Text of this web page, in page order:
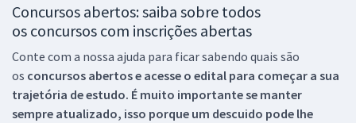
Concursos abertos: saiba sobre todos
os concursos com inscrições abertas
Conte com a nossa ajuda para ficar sabendo quais são
os concursos abertos e acesse o edital para começar a sua
trajetória de estudo. É muito importante se manter
sempre atualizado, isso porque um descuido pode lhe